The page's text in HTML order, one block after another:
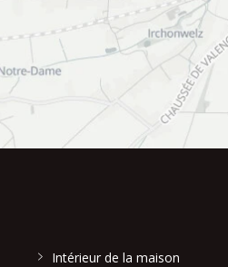
Intérieur de la maison